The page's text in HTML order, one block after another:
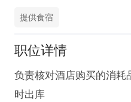
提供食宿
职位详情
负责核对酒店购买的消耗
时出库